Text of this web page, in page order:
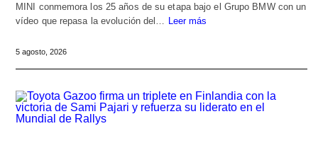
MINI conmemora los 25 años de su etapa bajo el Grupo BMW con un
vídeo que repasa la evolución del…
Leer más
5 agosto, 2026